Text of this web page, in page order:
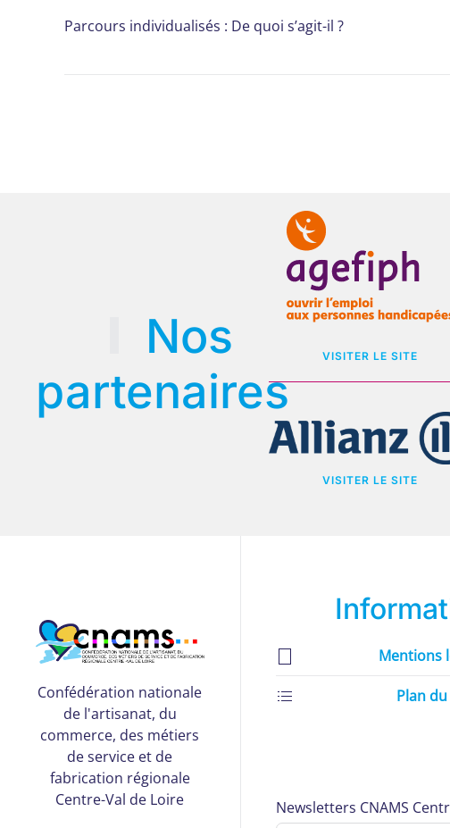
Parcours individualisés : De quoi s’agit-il ?
Nos
partenaires
VISITER LE SITE
VISITER LE SITE
Confédération nationale
de l'artisanat, du
commerce, des métiers
de service et de
fabrication régionale
Centre-Val de Loire
Mentions
Plan
Newsletters CNAMS